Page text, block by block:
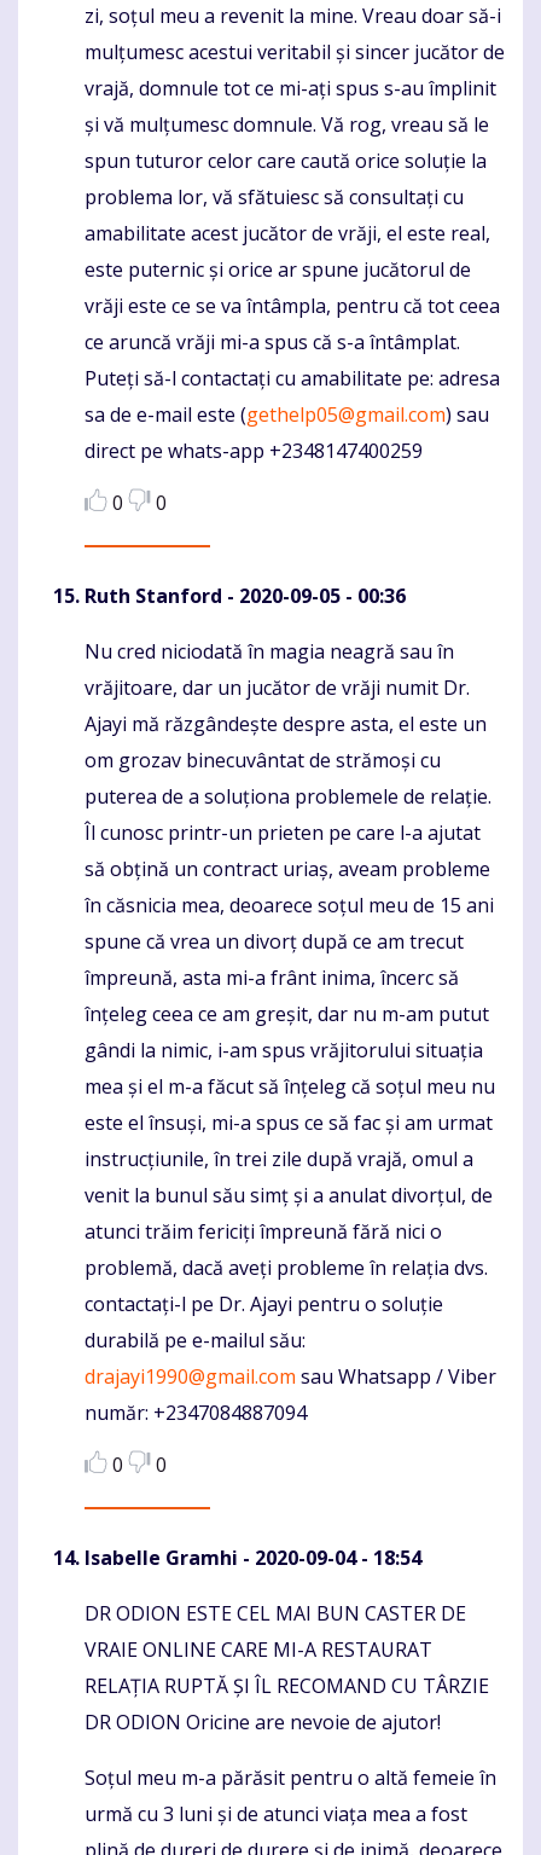
zi, soțul meu a revenit la mine. Vreau doar să-i
mulțumesc acestui veritabil și sincer jucător de
vrajă, domnule tot ce mi-ați spus s-au împlinit
și vă mulțumesc domnule. Vă rog, vreau să le
spun tuturor celor care caută orice soluție la
problema lor, vă sfătuiesc să consultați cu
amabilitate acest jucător de vrăji, el este real,
este puternic și orice ar spune jucătorul de
vrăji este ce se va întâmpla, pentru că tot ceea
ce aruncă vrăji mi-a spus că s-a întâmplat.
Puteți să-l contactați cu amabilitate pe: adresa
sa de e-mail este (gethelp05@gmail.com) sau
direct pe whats-app +2348147400259
0
0
Ruth Stanford - 2020-09-05 - 00:36
Komentaras
Nu cred niciodată în magia neagră sau în
vrăjitoare, dar un jucător de vrăji numit Dr.
Ajayi mă răzgândește despre asta, el este un
om grozav binecuvântat de strămoși cu
puterea de a soluționa problemele de relație.
Îl cunosc printr-un prieten pe care l-a ajutat
să obțină un contract uriaș, aveam probleme
în căsnicia mea, deoarece soțul meu de 15 ani
spune că vrea un divorț după ce am trecut
împreună, asta mi-a frânt inima, încerc să
înțeleg ceea ce am greșit, dar nu m-am putut
gândi la nimic, i-am spus vrăjitorului situația
mea și el m-a făcut să înțeleg că soțul meu nu
este el însuși, mi-a spus ce să fac și am urmat
instrucțiunile, în trei zile după vrajă, omul a
venit la bunul său simț și a anulat divorțul, de
atunci trăim fericiți împreună fără nici o
problemă, dacă aveți probleme în relația dvs.
contactați-l pe Dr. Ajayi pentru o soluție
durabilă pe e-mailul său:
drajayi1990@gmail.com sau Whatsapp / Viber
număr: +2347084887094
0
0
Isabelle Gramhi - 2020-09-04 - 18:54
Komentaras
DR ODION ESTE CEL MAI BUN CASTER DE
VRAIE ONLINE CARE MI-A RESTAURAT
RELAȚIA RUPTĂ ȘI ÎL RECOMAND CU TÂRZIE
DR ODION Oricine are nevoie de ajutor!
Soțul meu m-a părăsit pentru o altă femeie în
urmă cu 3 luni și de atunci viața mea a fost